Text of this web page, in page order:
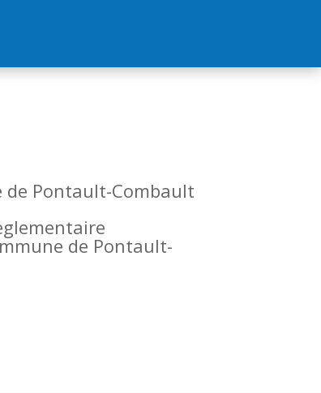
Pontault-Combault
de Pontault-